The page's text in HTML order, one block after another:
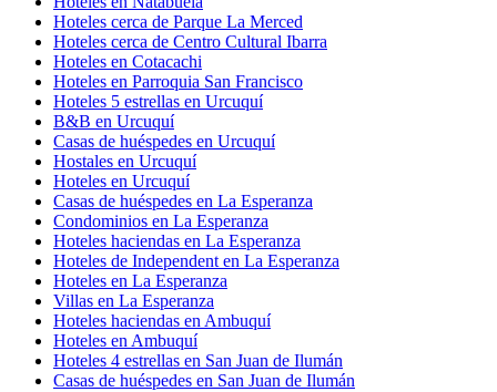
Hoteles cerca de Parque La Merced
Hoteles cerca de Centro Cultural Ibarra
Hoteles en Cotacachi
Hoteles en Parroquia San Francisco
Hoteles 5 estrellas en Urcuquí
B&B en Urcuquí
Casas de huéspedes en Urcuquí
Hostales en Urcuquí
Hoteles en Urcuquí
Casas de huéspedes en La Esperanza
Condominios en La Esperanza
Hoteles haciendas en La Esperanza
Hoteles de Independent en La Esperanza
Hoteles en La Esperanza
Villas en La Esperanza
Hoteles haciendas en Ambuquí
Hoteles en Ambuquí
Hoteles 4 estrellas en San Juan de Ilumán
Casas de huéspedes en San Juan de Ilumán